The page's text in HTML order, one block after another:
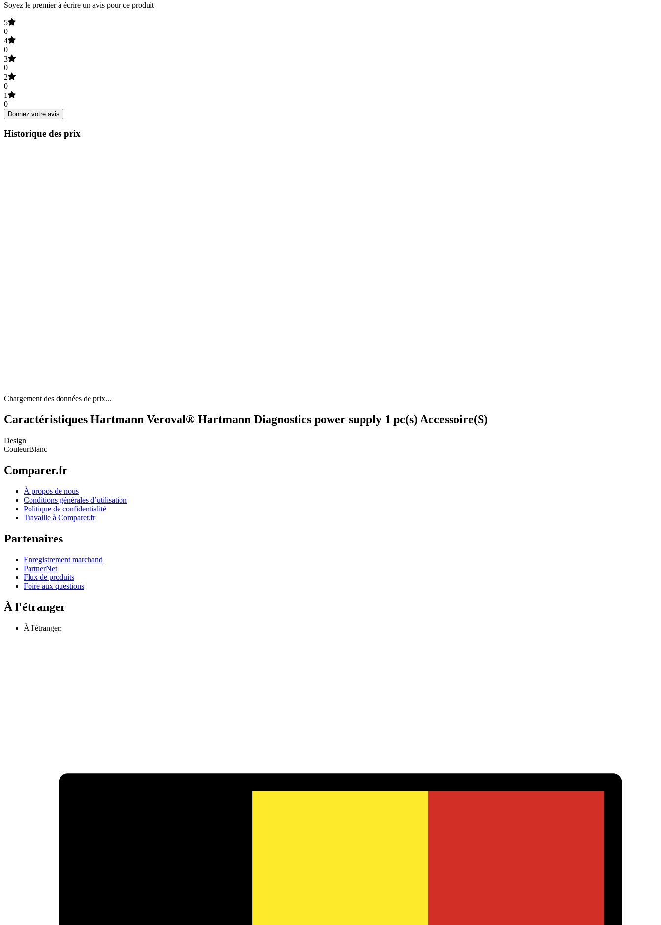
Soyez le premier à écrire un avis pour ce produit
5
0
4
0
3
0
2
0
1
0
Donnez votre avis
Historique des prix
Chargement des données de prix...
Caractéristiques Hartmann Veroval® Hartmann Diagnostics power supply 1 pc(s) Accessoire(S)
Design
CouleurBlanc
Comparer.fr
À propos de nous
Conditions générales d’utilisation
Politique de confidentialité
Travaille à Comparer.fr
Partenaires
Enregistrement marchand
PartnerNet
Flux de produits
Foire aux questions
À l'étranger
À l'étranger: